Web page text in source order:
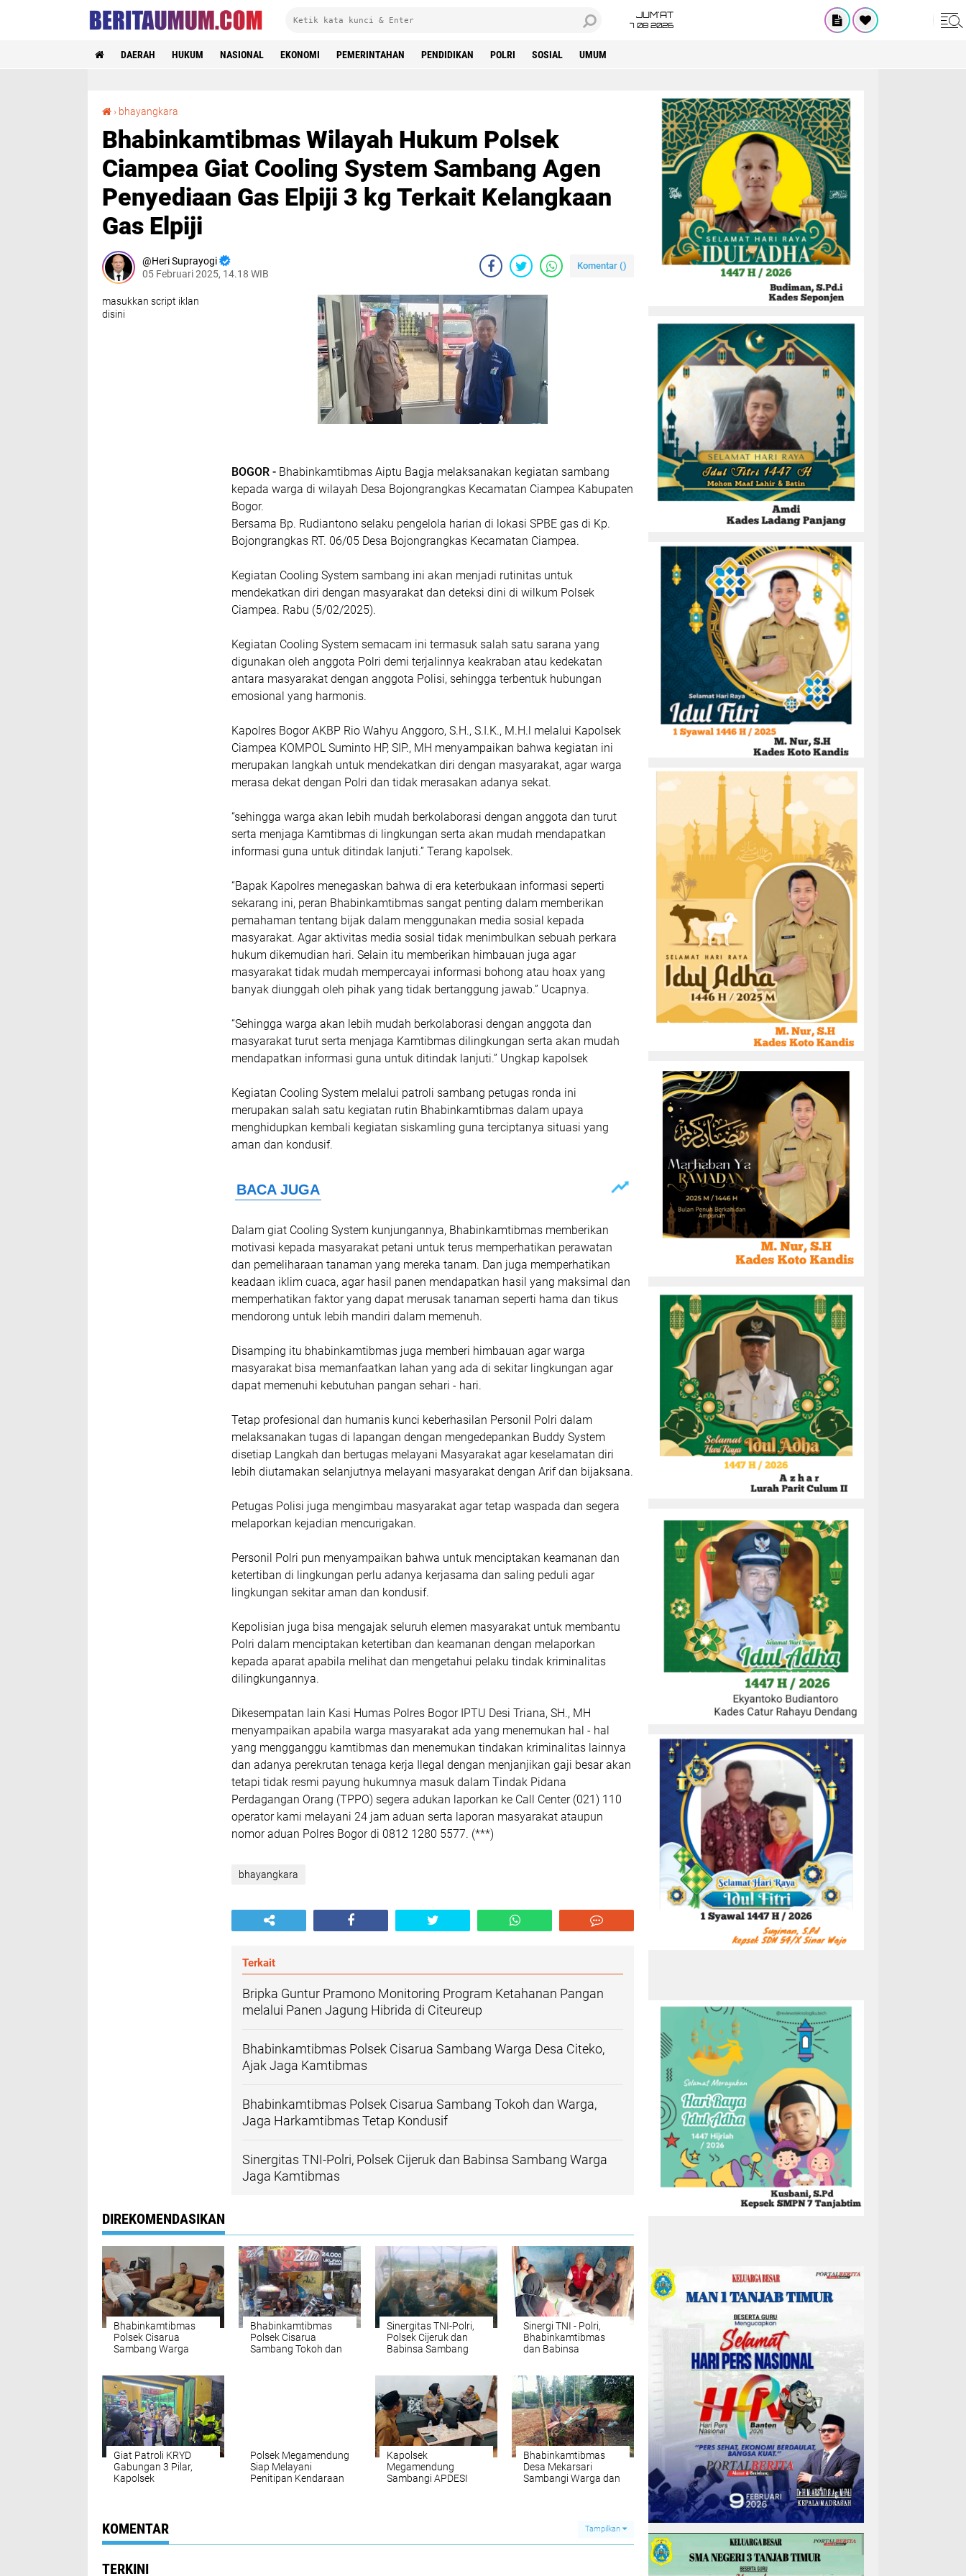
JUM'AT
7 08 2026
DAERAH HUKUM NASIONAL EKONOMI PEMERINTAHAN PENDIDIKAN POLRI SOSIAL UMUM
› bhayangkara
Bhabinkamtibmas Wilayah Hukum Polsek
Ciampea Giat Cooling System Sambang Agen
Penyediaan Gas Elpiji 3 kg Terkait Kelangkaan
Gas Elpiji
Heri Suprayogi
05 Februari 2025, 14.18 WIB
Komentar ()
masukkan script iklan
disini
BOGOR - Bhabinkamtibmas Aiptu Bagja melaksanakan kegiatan sambang
kepada warga di wilayah Desa Bojongrangkas Kecamatan Ciampea Kabupaten
Bogor.
Bersama Bp. Rudiantono selaku pengelola harian di lokasi SPBE gas di Kp.
Bojongrangkas RT. 06/05 Desa Bojongrangkas Kecamatan Ciampea.
Kegiatan Cooling System sambang ini akan menjadi rutinitas untuk
mendekatkan diri dengan masyarakat dan deteksi dini di wilkum Polsek
Ciampea. Rabu (5/02/2025).
Kegiatan Cooling System semacam ini termasuk salah satu sarana yang
digunakan oleh anggota Polri demi terjalinnya keakraban atau kedekatan
antara masyarakat dengan anggota Polisi, sehingga terbentuk hubungan
emosional yang harmonis.
Kapolres Bogor AKBP Rio Wahyu Anggoro, S.H., S.I.K., M.H.l melalui Kapolsek
Ciampea KOMPOL Suminto HP, SIP., MH menyampaikan bahwa kegiatan ini
merupakan langkah untuk mendekatkan diri dengan masyarakat, agar warga
merasa dekat dengan Polri dan tidak merasakan adanya sekat.
“sehingga warga akan lebih mudah berkolaborasi dengan anggota dan turut
serta menjaga Kamtibmas di lingkungan serta akan mudah mendapatkan
informasi guna untuk ditindak lanjuti.” Terang kapolsek.
“Bapak Kapolres menegaskan bahwa di era keterbukaan informasi seperti
sekarang ini, peran Bhabinkamtibmas sangat penting dalam memberikan
pemahaman tentang bijak dalam menggunakan media sosial kepada
masyarakat. Agar aktivitas media sosial tidak menimbulkan sebuah perkara
hukum dikemudian hari. Selain itu memberikan himbauan juga agar
masyarakat tidak mudah mempercayai informasi bohong atau hoax yang
banyak diunggah oleh pihak yang tidak bertanggung jawab.” Ucapnya.
“Sehingga warga akan lebih mudah berkolaborasi dengan anggota dan
masyarakat turut serta menjaga Kamtibmas dilingkungan serta akan mudah
mendapatkan informasi guna untuk ditindak lanjuti.” Ungkap kapolsek
Kegiatan Cooling System melalui patroli sambang petugas ronda ini
merupakan salah satu kegiatan rutin Bhabinkamtibmas dalam upaya
menghidupkan kembali kegiatan siskamling guna terciptanya situasi yang
aman dan kondusif.
Dalam giat Cooling System kunjungannya, Bhabinkamtibmas memberikan
motivasi kepada masyarakat petani untuk terus memperhatikan perawatan
dan pemeliharaan tanaman yang mereka tanam. Dan juga memperhatikan
keadaan iklim cuaca, agar hasil panen mendapatkan hasil yang maksimal dan
memperhatikan faktor yang dapat merusak tanaman seperti hama dan tikus
mendorong untuk lebih mandiri dalam memenuh.
Disamping itu bhabinkamtibmas juga memberi himbauan agar warga
masyarakat bisa memanfaatkan lahan yang ada di sekitar lingkungan agar
dapat memenuhi kebutuhan pangan sehari - hari.
Tetap profesional dan humanis kunci keberhasilan Personil Polri dalam
melaksanakan tugas di lapangan dengan mengedepankan Buddy System
disetiap Langkah dan bertugas melayani Masyarakat agar keselamatan diri
lebih diutamakan selanjutnya melayani masyarakat dengan Arif dan bijaksana.
Petugas Polisi juga mengimbau masyarakat agar tetap waspada dan segera
melaporkan kejadian mencurigakan.
Personil Polri pun menyampaikan bahwa untuk menciptakan keamanan dan
ketertiban di lingkungan perlu adanya kerjasama dan saling peduli agar
lingkungan sekitar aman dan kondusif.
Kepolisian juga bisa mengajak seluruh elemen masyarakat untuk membantu
Polri dalam menciptakan ketertiban dan keamanan dengan melaporkan
kepada aparat apabila melihat dan mengetahui pelaku tindak kriminalitas
dilingkungannya.
Dikesempatan lain Kasi Humas Polres Bogor IPTU Desi Triana, SH., MH
menyampaikan apabila warga masyarakat ada yang menemukan hal - hal
yang mengganggu kamtibmas dan menemukan tindakan kriminalitas lainnya
dan adanya perekrutan tenaga kerja Ilegal dengan menjanjikan gaji besar akan
tetapi tidak resmi payung hukumnya masuk dalam Tindak Pidana
Perdagangan Orang (TPPO) segera adukan laporkan ke Call Center (021) 110
operator kami melayani 24 jam aduan serta laporan masyarakat ataupun
nomor aduan Polres Bogor di 0812 1280 5577. (***)
bhayangkara
Terkait
Bripka Guntur Pramono Monitoring Program Ketahanan Pangan
melalui Panen Jagung Hibrida di Citeureup
Bhabinkamtibmas Polsek Cisarua Sambang Warga Desa Citeko,
Ajak Jaga Kamtibmas
Bhabinkamtibmas Polsek Cisarua Sambang Tokoh dan Warga,
Jaga Harkamtibmas Tetap Kondusif
Sinergitas TNI-Polri, Polsek Cijeruk dan Babinsa Sambang Warga
Jaga Kamtibmas
DIREKOMENDASIKAN
Bhabinkamtibmas
Polsek Cisarua
Sambang Warga
Bhabinkamtibmas
Polsek Cisarua
Sambang Tokoh dan
Sinergitas TNI-Polri,
Polsek Cijeruk dan
Babinsa Sambang
Sinergi TNI - Polri,
Bhabinkamtibmas
dan Babinsa
Giat Patroli KRYD
Gabungan 3 Pilar,
Kapolsek
Kamtibmas
Polsek Megamendung
Siap Melayani
Penitipan Kendaraan
Kapolsek
Megamendung
Sambangi APDESI
Bhabinkamtibmas
Desa Mekarsari
Sambangi Warga dan
KOMENTAR Tampilkan
TERKINI